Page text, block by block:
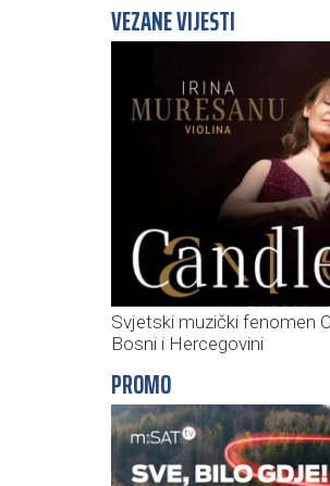
VEZANE VIJESTI
Svjetski muzički fenomen
Bosni i Hercegovini
PROMO